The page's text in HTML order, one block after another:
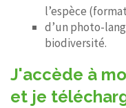
l’espèce
d’un photo-
biodiversité.
J'accède à
et je